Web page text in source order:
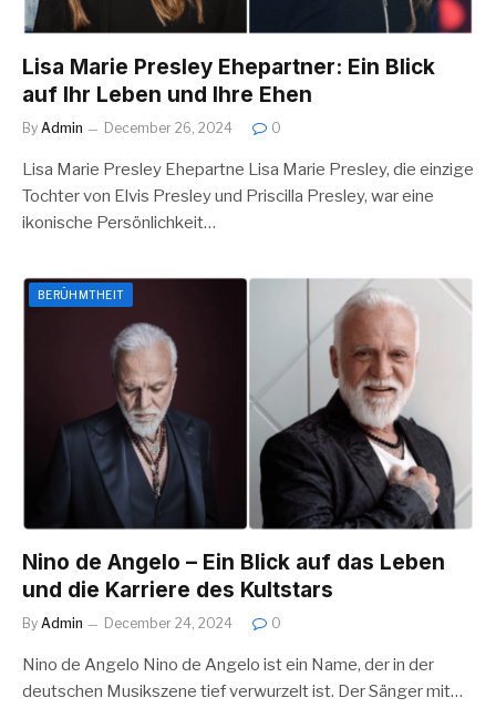
Lisa Marie Presley Ehepartner: Ein Blick
auf Ihr Leben und Ihre Ehen
By Admin December 26, 2024 0
Lisa Marie Presley Ehepartne Lisa Marie Presley, die einzige
Tochter von Elvis Presley und Priscilla Presley, war eine
ikonische Persönlichkeit…
BERÜHMTHEIT
Nino de Angelo – Ein Blick auf das Leben
und die Karriere des Kultstars
By Admin December 24, 2024 0
Nino de Angelo Nino de Angelo ist ein Name, der in der
deutschen Musikszene tief verwurzelt ist. Der Sänger mit…